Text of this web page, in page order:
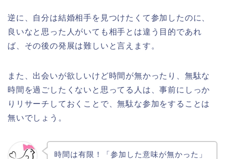
逆に、自分は結婚相手を見つけたくて参加したのに、
良いなと思った人がいても相手とは違う目的であれ
ば、その後の発展は難しいと言えます。
また、出会いが欲しいけど時間が無かったり、無駄な
時間を過ごしたくないと思ってる人は、事前にしっか
りリサーチしておくことで、無駄な参加をすることは
無いでしょう。
時間は有限！「参加した意味が無かった」